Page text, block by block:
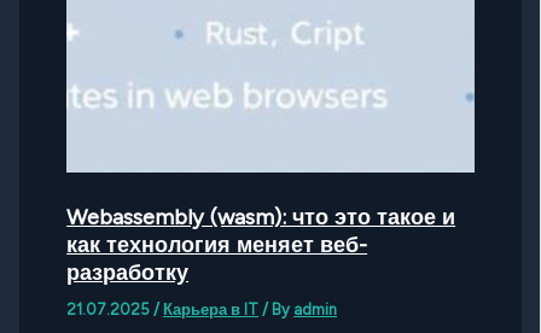
Webassembly (wasm): что это такое и
как технология меняет веб-
разработку
21.07.2025/ Карьера в IT / By admin